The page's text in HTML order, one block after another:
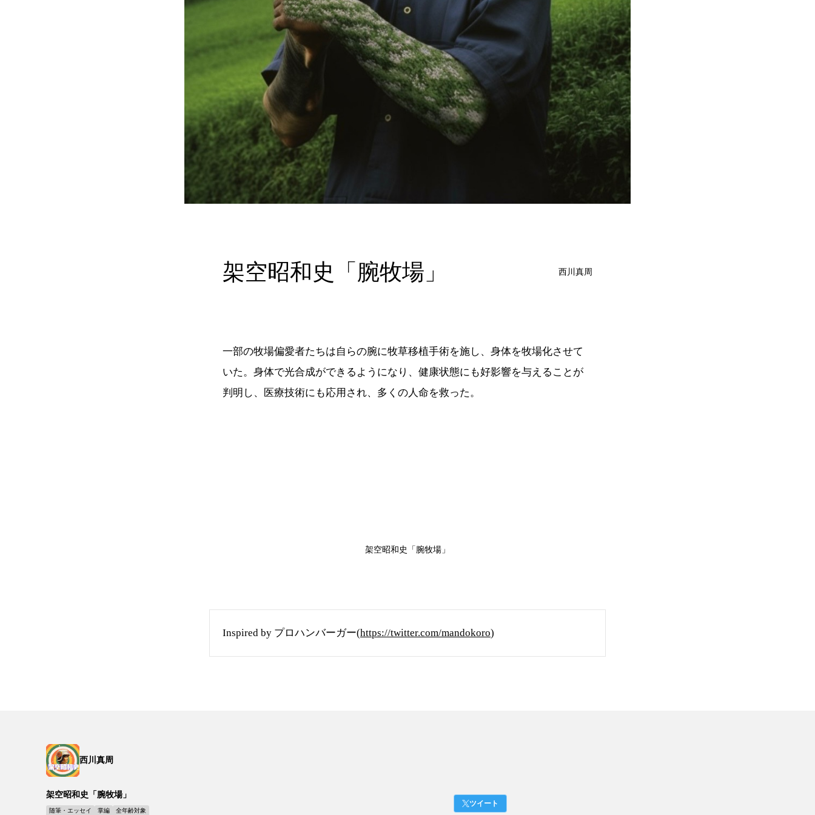
架空昭和史「腕牧場」 西川真周
一部の牧場偏愛者たちは自らの腕に牧草移植手術を施し、身体を牧場化させて
いた。身体で光合成ができるようになり、健康状態にも好影響を与えることが
判明し、医療技術にも応用され、多くの人命を救った。
架空昭和史「腕牧場」
Inspired by プロハンバーガー(https://twitter.com/mandokoro)
西川真周
架空昭和史「腕牧場」
随筆・エッセイ 掌編 全年齢対象
ツイート